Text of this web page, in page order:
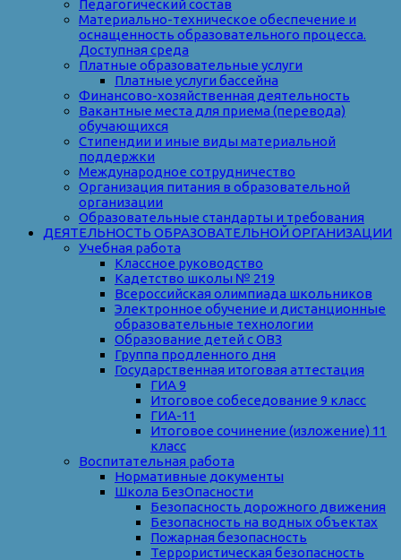
Педагогический состав
Материально-техническое обеспечение и
оснащенность образовательного процесса.
Доступная среда
Платные образовательные услуги
Платные услуги бассейна
Финансово-хозяйственная деятельность
Вакантные места для приема (перевода)
обучающихся
Стипендии и иные виды материальной
поддержки
Международное сотрудничество
Организация питания в образовательной
организации
Образовательные стандарты и требования
ДЕЯТЕЛЬНОСТЬ ОБРАЗОВАТЕЛЬНОЙ ОРГАНИЗАЦИИ
Учебная работа
Классное руководство
Кадетство школы № 219
Всероссийская олимпиада школьников
Электронное обучение и дистанционные
образовательные технологии
Образование детей с ОВЗ
Группа продленного дня
Государственная итоговая аттестация
ГИА 9
Итоговое собеседование 9 класс
ГИА-11
Итоговое сочинение (изложение) 11
класс
Воспитательная работа
Нормативные документы
Школа БезОпасности
Безопасность дорожного движения
Безопасность на водных объектах
Пожарная безопасность
Террористическая безопасность